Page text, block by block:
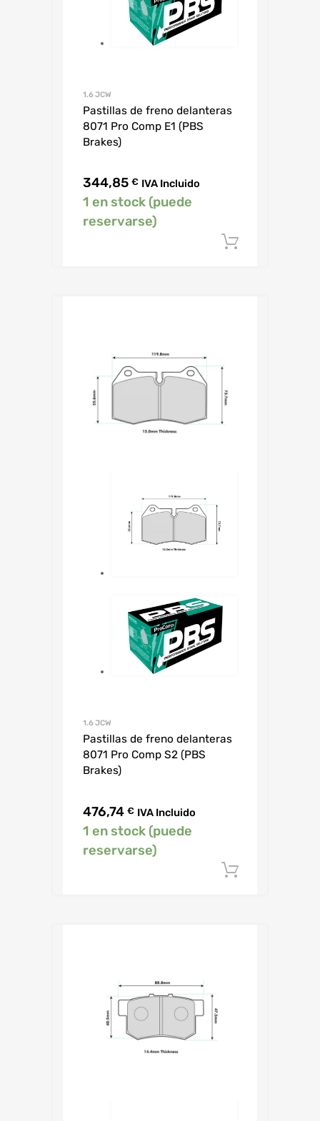
1.6 JCW
Pastillas de freno delanteras
8071 Pro Comp E1 (PBS
Brakes)
344,85 € IVA Incluido
1 en stock (puede
reservarse)
1.6 JCW
Pastillas de freno delanteras
8071 Pro Comp S2 (PBS
Brakes)
476,74 € IVA Incluido
1 en stock (puede
reservarse)